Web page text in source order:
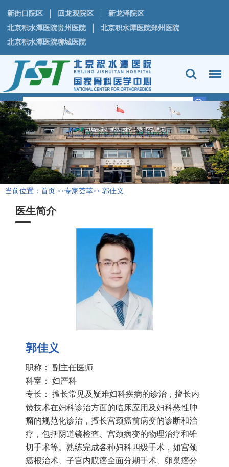
新街口院区 回龙观院区
新龙泽院区
北京积水潭医院贵州医院
北京积水潭医院郑州医院
北京积水潭医院聊城医院
当前位置： 首页 >>专家荟萃>> 郭佳义
医生简介
郭佳义
职称： 副主任医师
科室： 妇产科
专长： 擅长常见及疑难妇科疾病的诊治，擅长内
镜技术在妇科诊治方面的临床应用及妇科恶性肿
瘤的规范化诊治，擅长宫颈癌前病变的诊断和治
疗，包括阴道镜检查、宫颈病变的物理治疗和锥
切手术等。熟练完成各种妇科四级手术，如宫颈
癌根治术、子宫内膜癌全面分期手术、卵巢癌分